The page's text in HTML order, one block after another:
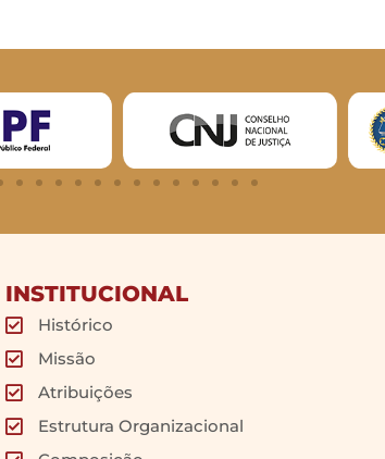
INSTITUCIONAL
Histórico
Missão
Atribuições
Estrutura Organizacional